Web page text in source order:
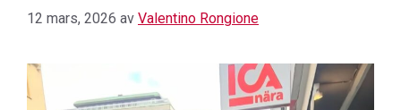
12 mars, 2026 av Valentino Rongione